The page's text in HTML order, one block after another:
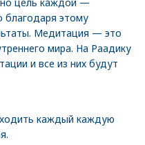
благодаря этому
Медитация — это
мира. На Раадику
и все из них будут
каждый каждую